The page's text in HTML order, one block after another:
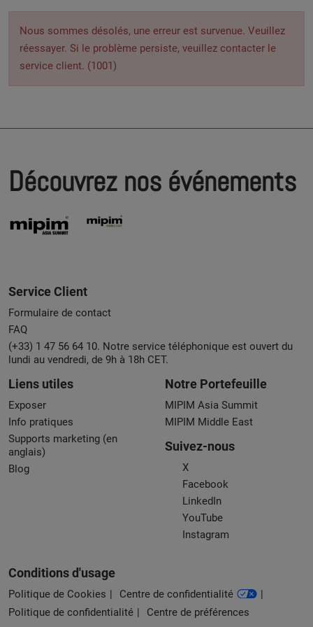
Nous sommes désolés, une erreur est survenue. Veuillez
réessayer. Si le problème persiste, veuillez contacter le
service client. (1001)
Découvrez nos événements
Service Client
Formulaire de contact
FAQ
(+33) 1 47 56 64 10. Notre service téléphonique est ouvert du
lundi au vendredi, de 9h à 18h CET.
Liens utiles
Exposer
Info pratiques
Supports marketing (en
anglais)
Blog
Notre Portefeuille
MIPIM Asia Summit
MIPIM Middle East
Suivez-nous
X
Facebook
LinkedIn
YouTube
Instagram
Conditions d'usage
Politique de Cookies
Centre de confidentialité
Politique de confidentialité
Centre de préférences